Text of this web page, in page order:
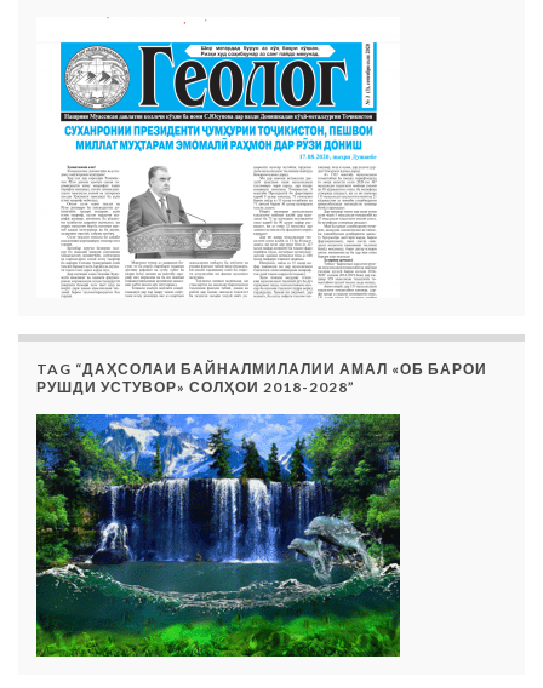
TAG “ДАҲСОЛАИ БАЙНАЛМИЛАЛИИ АМАЛ «ОБ БАРОИ
РУШДИ УСТУВОР» СОЛҲОИ 2018-2028”